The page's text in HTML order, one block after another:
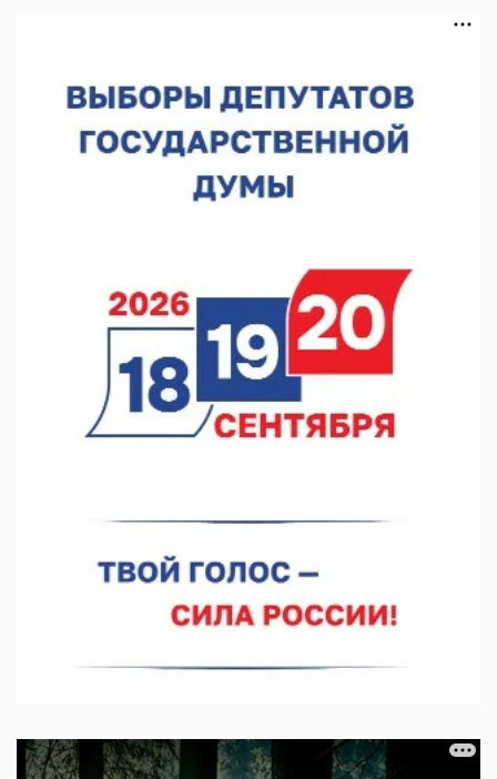
В Нижнем Новгороде открыли фестиваль «Семья
Нижегородская»
Видели ночь, бежали всю ночь... На Нижневолжской
набережной прошел необычный забег
06.08.2026 15:25
Они закрыли наш гештальт
06.08.2026 15:05